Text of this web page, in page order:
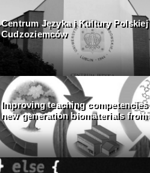
Centrum Języka i Kultury
Cudzoziemców
Improving teaching
new generation biomaterials from